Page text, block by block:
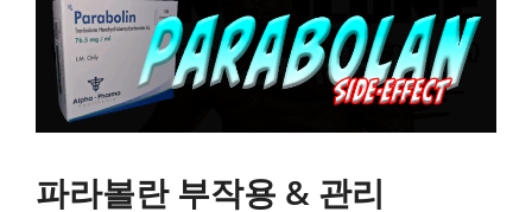
파라볼란 부작용 & 관리